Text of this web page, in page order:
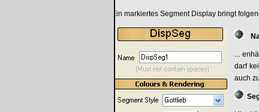
Ein markiertes Segment Display bringt
...
darf
auch